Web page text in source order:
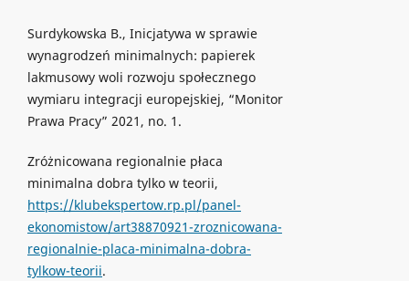
Surdykowska B., Inicjatywa w sprawie
wynagrodzeń minimalnych: papierek
lakmusowy woli rozwoju społecznego
wymiaru integracji europejskiej, “Monitor
Prawa Pracy” 2021, no. 1.
Zróżnicowana regionalnie płaca
minimalna dobra tylko w teorii,
https://klubekspertow.rp.pl/panel-
ekonomistow/art38870921-zroznicowana-
regionalnie-placa-minimalna-dobra-
tylkow-teorii.